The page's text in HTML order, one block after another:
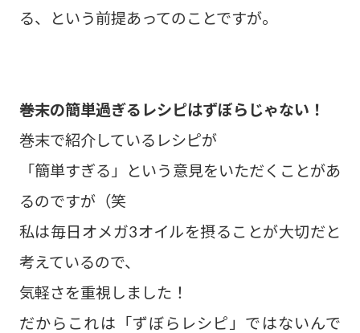
る、という前提あってのことですが。
――巻末の簡単過ぎるレシピはずぼらじゃない！
巻末で紹介しているレシピが
「簡単すぎる」という意見をいただくことがあ
るのですが（笑
私は毎日オメガ3オイルを摂ることが大切だと
考えているので、
気軽さを重視しました！
だからこれは「ずぼらレシピ」ではないんで